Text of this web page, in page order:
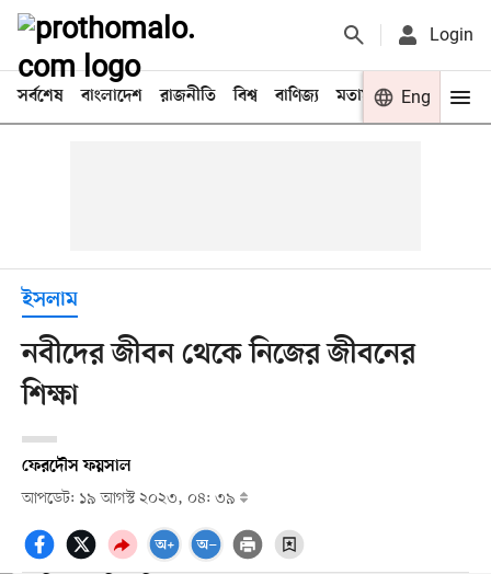
Login
সর্বশেষ বাংলাদেশ রাজনীতি বিশ্ব বাণিজ্য মতামত খেলা
Eng
ইসলাম
নবীদের জীবন থেকে নিজের জীবনের
শিক্ষা
ফেরদৌস ফয়সাল
আপডেট: ১৯ আগস্ট ২০২৩, ০৪: ৩৯